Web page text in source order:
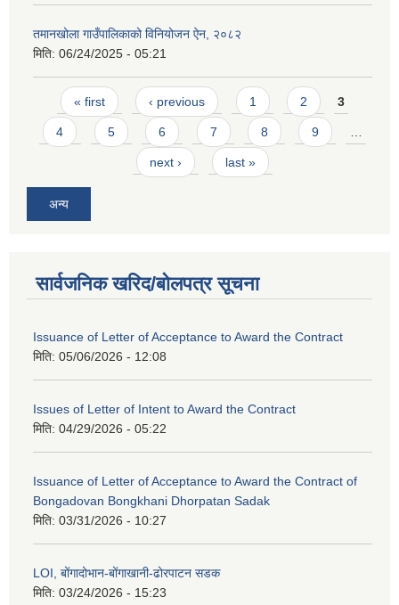
तमानखोला गाउँपालिकाको विनियोजन ऐन, २०८२
मिति: 06/24/2025 - 05:21
Pages
« first ‹ previous 1 2 3
4 5 6 7 8 9 …
next › last »
अन्य
सार्वजनिक खरिद/बोलपत्र सूचना
Issuance of Letter of Acceptance to Award the Contract
मिति: 05/06/2026 - 12:08
Issues of Letter of Intent to Award the Contract
मिति: 04/29/2026 - 05:22
Issuance of Letter of Acceptance to Award the Contract of
Bongadovan Bongkhani Dhorpatan Sadak
मिति: 03/31/2026 - 10:27
LOI, बोंगादोभान-बोंगाखानी-ढोरपाटन सडक
मिति: 03/24/2026 - 15:23